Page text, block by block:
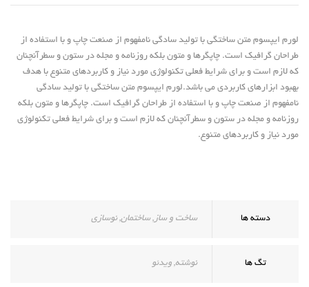
لورم ایپسوم متن ساختگی با تولید سادگی نامفهوم از صنعت چاپ و با استفاده از
طراحان گرافیک است. چاپگرها و متون بلکه روزنامه و مجله در ستون و سطرآنچنان
که لازم است و برای شرایط فعلی تکنولوژی مورد نیاز و کاربردهای متنوع با هدف
بهبود ابزارهای کاربردی می باشد.لورم ایپسوم متن ساختگی با تولید سادگی
نامفهوم از صنعت چاپ و با استفاده از طراحان گرافیک است. چاپگرها و متون بلکه
روزنامه و مجله در ستون و سطرآنچنان که لازم است و برای شرایط فعلی تکنولوژی
مورد نیاز و کاربردهای متنوع.
دسته ها ساخت و ساز,ساختمان,نوسازی
تگ ها نوشته, ویدئو